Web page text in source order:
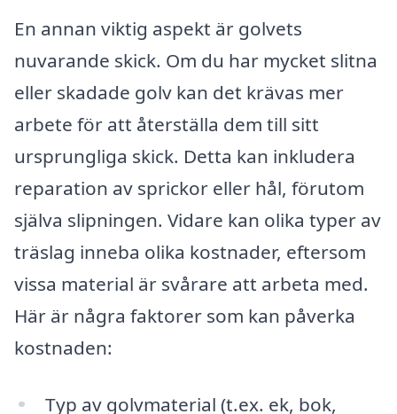
En annan viktig aspekt är golvets
nuvarande skick. Om du har mycket slitna
eller skadade golv kan det krävas mer
arbete för att återställa dem till sitt
ursprungliga skick. Detta kan inkludera
reparation av sprickor eller hål, förutom
själva slipningen. Vidare kan olika typer av
träslag inneba olika kostnader, eftersom
vissa material är svårare att arbeta med.
Här är några faktorer som kan påverka
kostnaden:
Typ av golvmaterial (t.ex. ek, bok,